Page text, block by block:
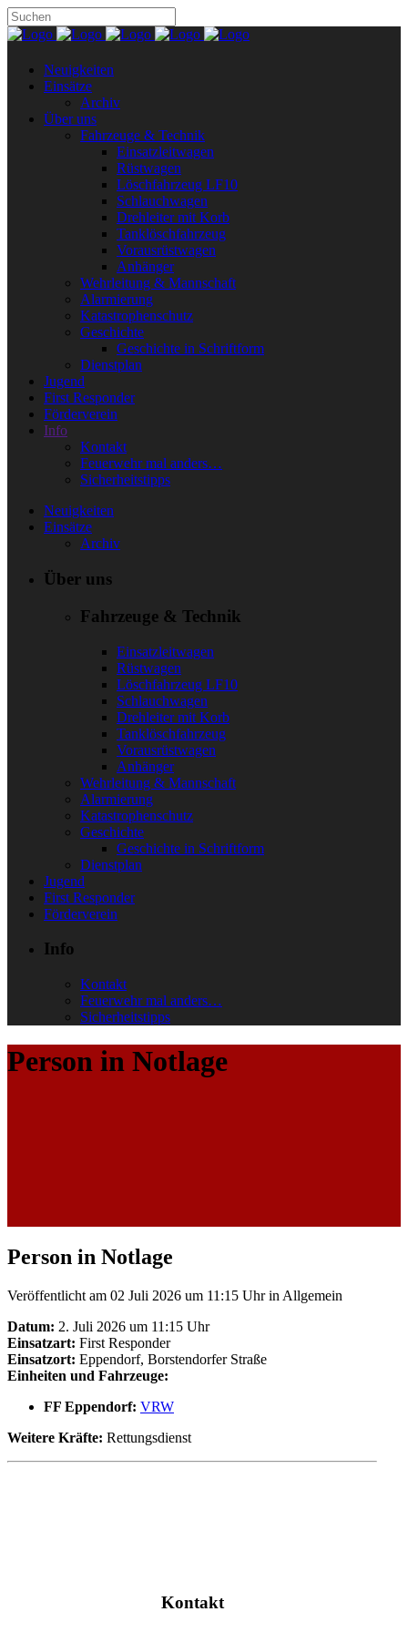
Neuigkeiten
Einsätze
Archiv
Über uns
Fahrzeuge & Technik
Einsatzleitwagen
Rüstwagen
Löschfahrzeug LF10
Schlauchwagen
Drehleiter mit Korb
Tanklöschfahrzeug
Vorausrüstwagen
Anhänger
Wehrleitung & Mannschaft
Alarmierung
Katastrophenschutz
Geschichte
Geschichte in Schriftform
Dienstplan
Jugend
First Responder
Förderverein
Info
Kontakt
Feuerwehr mal anders…
Sicherheitstipps
Neuigkeiten
Einsätze
Archiv
Über uns
Fahrzeuge & Technik
Einsatzleitwagen
Rüstwagen
Löschfahrzeug LF10
Schlauchwagen
Drehleiter mit Korb
Tanklöschfahrzeug
Vorausrüstwagen
Anhänger
Wehrleitung & Mannschaft
Alarmierung
Katastrophenschutz
Geschichte
Geschichte in Schriftform
Dienstplan
Jugend
First Responder
Förderverein
Info
Kontakt
Feuerwehr mal anders…
Sicherheitstipps
Person in Notlage
Person in Notlage
Veröffentlicht am 02 Juli 2026 um 11:15 Uhrin Allgemein
Datum: 2. Juli 2026 um 11:15 Uhr
Einsatzart: First Responder
Einsatzort: Eppendorf, Borstendorfer Straße
Einheiten und Fahrzeuge:
FF Eppendorf: VRW
Weitere Kräfte: Rettungsdienst
Kontakt